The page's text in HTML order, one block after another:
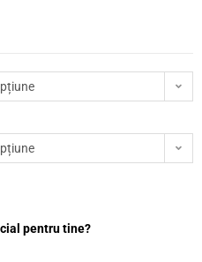
pentru tine?